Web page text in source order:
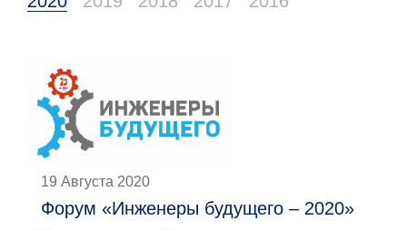
19 Августа 2020
Форум «Инженеры будущего – 2020»